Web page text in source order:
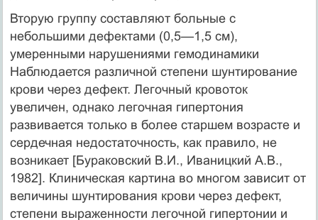
Вторую группу составляют больные с
небольшими дефектами (0,5—1,5 см),
умеренными нарушениями гемодинамики
Наблюдается различной степени шунтирование
крови через дефект. Легочный кровоток
увеличен, однако легочная гипертония
развивается только в более старшем возрасте и
сердечная недостаточность, как правило, не
возникает [Бураковский В.И., Иваницкий А.В.,
1982]. Клиническая картина во многом зависит от
величины шунтирования крови через дефект,
степени выраженности легочной гипертонии и